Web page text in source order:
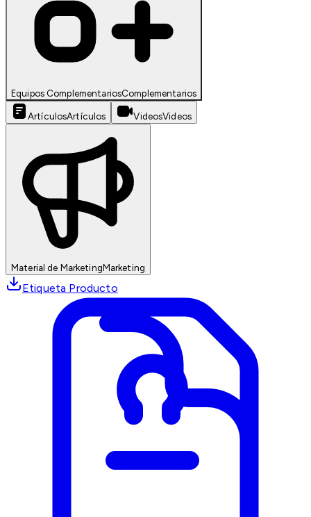
Equipos ComplementariosComplementarios
ArtículosArtículos VideosVideos
Material de MarketingMarketing
Etiqueta Producto